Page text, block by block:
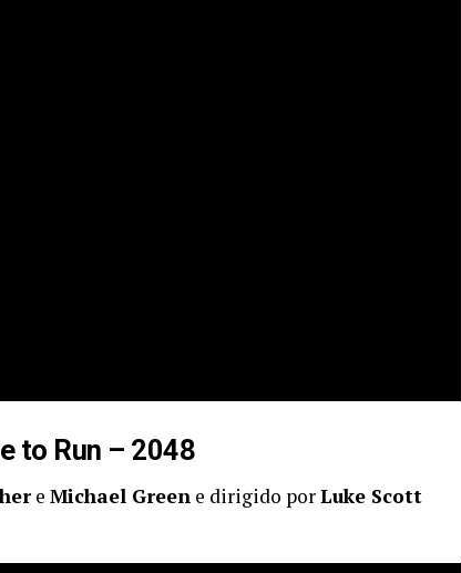
to Run – 2048
e Michael Green e dirigido porLuke Scott